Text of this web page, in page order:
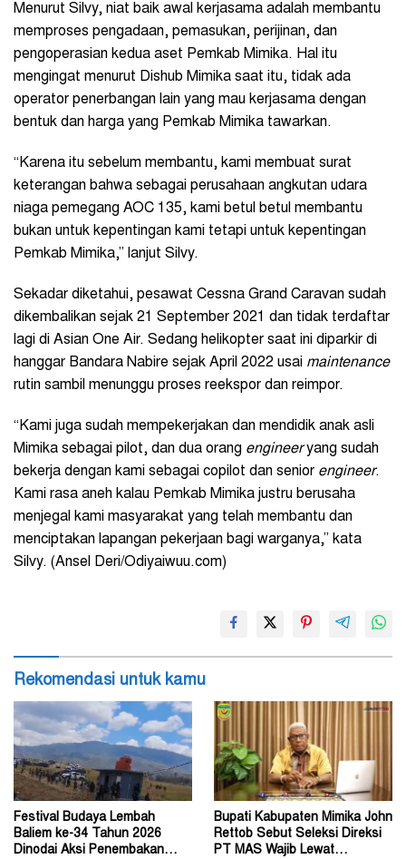
Menurut Silvy, niat baik awal kerjasama adalah membantu
memproses pengadaan, pemasukan, perijinan, dan
pengoperasian kedua aset Pemkab Mimika. Hal itu
mengingat menurut Dishub Mimika saat itu, tidak ada
operator penerbangan lain yang mau kerjasama dengan
bentuk dan harga yang Pemkab Mimika tawarkan.
“Karena itu sebelum membantu, kami membuat surat
keterangan bahwa sebagai perusahaan angkutan udara
niaga pemegang AOC 135, kami betul betul membantu
bukan untuk kepentingan kami tetapi untuk kepentingan
Pemkab Mimika,” lanjut Silvy.
Sekadar diketahui, pesawat Cessna Grand Caravan sudah
dikembalikan sejak 21 September 2021 dan tidak terdaftar
lagi di Asian One Air. Sedang helikopter saat ini diparkir di
hanggar Bandara Nabire sejak April 2022 usai maintenance
rutin sambil menunggu proses reekspor dan reimpor.
“Kami juga sudah mempekerjakan dan mendidik anak asli
Mimika sebagai pilot, dan dua orang engineeryang sudah
bekerja dengan kami sebagai copilot dan senior engineer.
Kami rasa aneh kalau Pemkab Mimika justru berusaha
menjegal kami masyarakat yang telah membantu dan
menciptakan lapangan pekerjaan bagi warganya,” kata
Silvy. (Ansel Deri/Odiyaiwuu.com)
Rekomendasi untuk kamu
Festival Budaya Lembah
Baliem ke-34 Tahun 2026
Dinodai Aksi Penembakan
Bupati Kabupaten Mimika John
Rettob Sebut Seleksi Direksi
PT MAS Wajib Lewat